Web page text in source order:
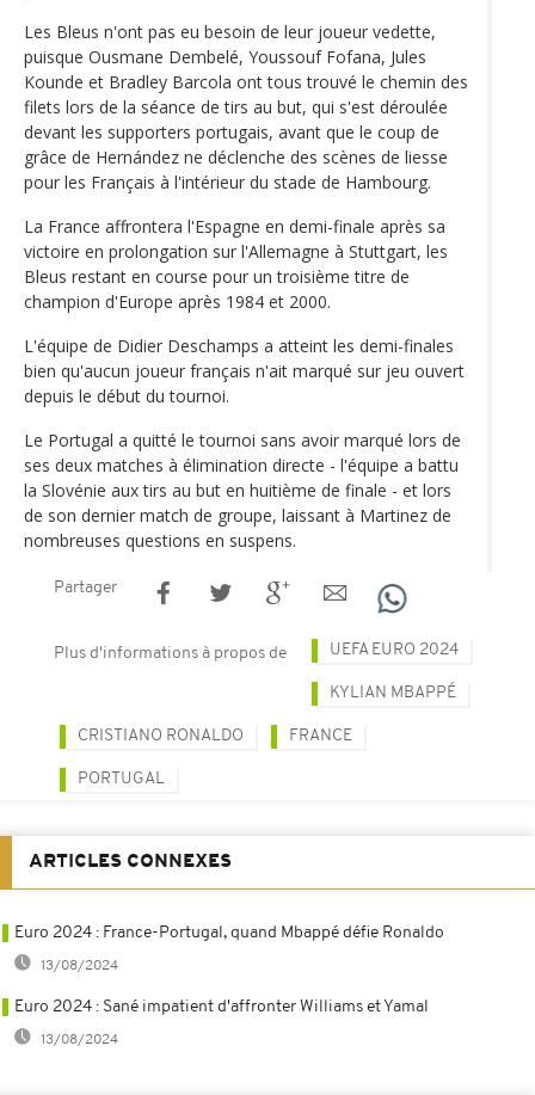
Les Bleus n'ont pas eu besoin de leur joueur vedette,
puisque Ousmane Dembelé, Youssouf Fofana, Jules
Kounde et Bradley Barcola ont tous trouvé le chemin des
filets lors de la séance de tirs au but, qui s'est déroulée
devant les supporters portugais, avant que le coup de
grâce de Hernández ne déclenche des scènes de liesse
pour les Français à l'intérieur du stade de Hambourg.
La France affrontera l'Espagne en demi-finale après sa
victoire en prolongation sur l'Allemagne à Stuttgart, les
Bleus restant en course pour un troisième titre de
champion d'Europe après 1984 et 2000.
L'équipe de Didier Deschamps a atteint les demi-finales
bien qu'aucun joueur français n'ait marqué sur jeu ouvert
depuis le début du tournoi.
Le Portugal a quitté le tournoi sans avoir marqué lors de
ses deux matches à élimination directe - l'équipe a battu
la Slovénie aux tirs au but en huitième de finale - et lors
de son dernier match de groupe, laissant à Martinez de
nombreuses questions en suspens.
Partager
Plus d'informations à propos de UEFA EURO 2024
KYLIAN MBAPPÉ
CRISTIANO RONALDO FRANCE
PORTUGAL
ARTICLES CONNEXES
Euro 2024 : France-Portugal, quand Mbappé défie Ronaldo
13/08/2024
Euro 2024 : Sané impatient d'affronter Williams et Yamal
13/08/2024